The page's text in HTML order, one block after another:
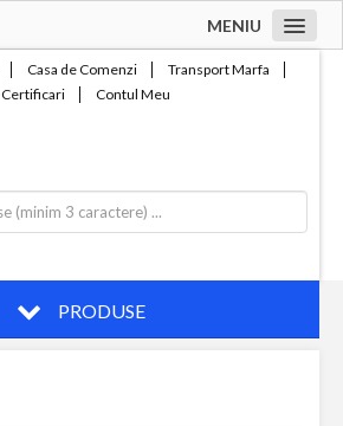
MENIU
Casa de Comenzi
Transport Marfa
Certificari
Contul Meu
PRODUSE